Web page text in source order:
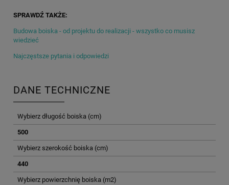
SPRAWDŹ TAKŻE:
Budowa boiska - od projektu do realizacji - wszystko co musisz
wiedzieć
Najczęstsze pytania i odpowiedzi
DANE TECHNICZNE
Wybierz długość boiska (cm)
500
Wybierz szerokość boiska (cm)
440
Wybierz powierzchnię boiska (m2)